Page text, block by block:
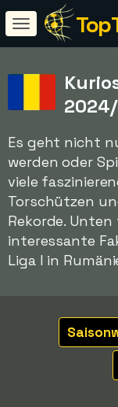
Es geht nicht
werden oder
viele
Torschützen
Rekorde.
interessante
Liga I in